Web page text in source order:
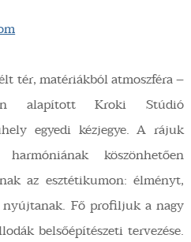
tér, matériákból atmoszféra –
alapított Kroki Stúdió
egyedi kézjegye. A rájuk
köszönhetően
az esztétikumon: élményt,
nyújtanak. Fő profiljuk a nagy
belsőépítészeti tervezése.